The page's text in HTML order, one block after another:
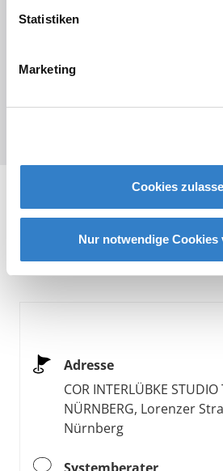
Statistiken
Marketing
Cookies
Nur notwendige Cookies
Hochfester
LAGE DER
Standort
Adresse
COR INTERLÜBKE
NÜRNBERG, Lorenzer
Nürnberg